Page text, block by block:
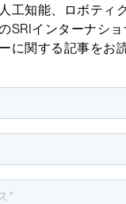
工知能、ロボティ
SRIインターナシ
に関する記事をお